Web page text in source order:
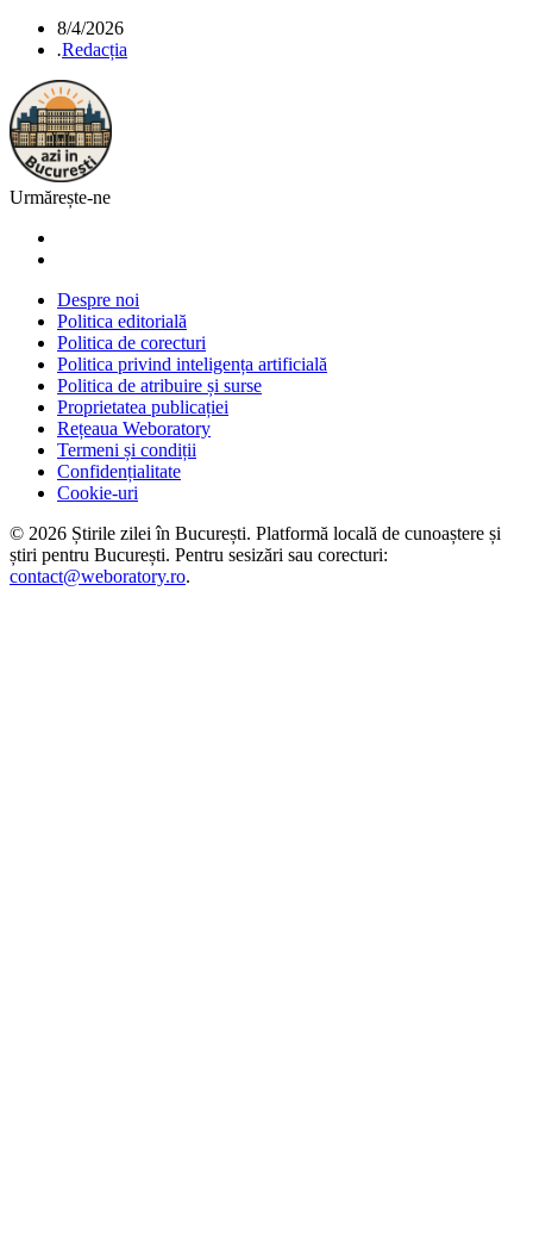
8/4/2026
.Redacția
Urmărește-ne
Despre noi
Politica editorială
Politica de corecturi
Politica privind inteligența artificială
Politica de atribuire și surse
Proprietatea publicației
Rețeaua Weboratory
Termeni și condiții
Confidențialitate
Cookie-uri
© 2026 Știrile zilei în București. Platformă locală de cunoaștere și
știri pentru București. Pentru sesizări sau corecturi:
contact@weboratory.ro.